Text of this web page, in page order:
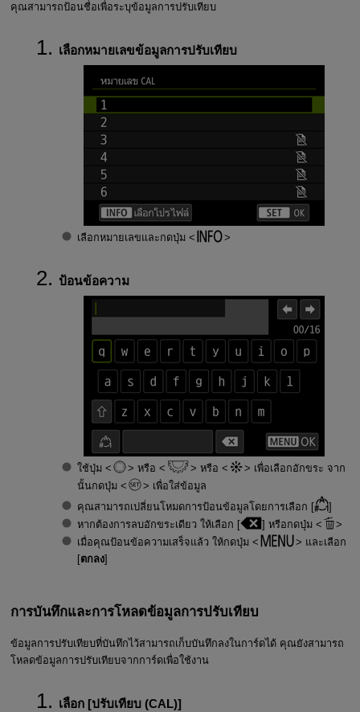
คุณสามารถป้อนชื่อเพื่อระบุข้อมูลการปรับเทียบ
เลือกหมายเลขข้อมูลการปรับเทียบ
เลือกหมายเลขและกดปุ่ม
ป้อนข้อความ
ใช้ปุ่ม หรือ หรือ
เพื่อเลือกอักขระ จาก
นั้นกดปุ่ม
เพื่อใส่ข้อมูล
คุณสามารถเปลี่ยนโหมดการป้อนข้อมูลโดยการเลือก [
]
หากต้องการลบอักขระเดียว ให้เลือก [
] หรือกดปุ่ม
เมื่อคุณป้อนข้อความเสร็จแล้ว ให้กดปุ่ม
และเลือก
[ตกลง]
การบันทึกและการโหลดข้อมูลการปรับเทียบ
ข้อมูลการปรับเทียบที่บันทึกไว้สามารถเก็บบันทึกลงในการ์ดได้ คุณยังสามารถ
โหลดข้อมูลการปรับเทียบจากการ์ดเพื่อใช้งาน
เลือก [ปรับเทียบ (CAL)]